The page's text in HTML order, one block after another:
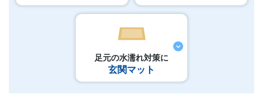
足元の水濡れ対策に
玄関マット